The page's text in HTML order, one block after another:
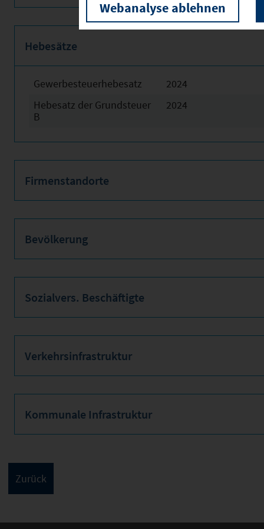
Hebesätze
Gewerbesteuerhebesatz 2024
Hebesatz der Grundsteuer
B
2024
Firmenstandorte
Bevölkerung
Sozialvers. Beschäftigte
Verkehrsinfrastruktur
Kommunale Infrastruktur
Webanalyse ablehnen